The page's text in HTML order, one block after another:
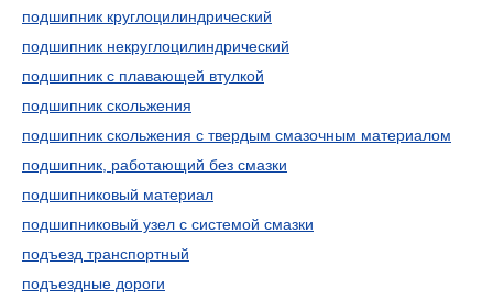
подшипник круглоцилиндрический
подшипник некруглоцилиндрический
подшипник с плавающей втулкой
подшипник скольжения
подшипник скольжения с твердым смазочным материалом
подшипник, работающий без смазки
подшипниковый материал
подшипниковый узел с системой смазки
подъезд транспортный
подъездные дороги